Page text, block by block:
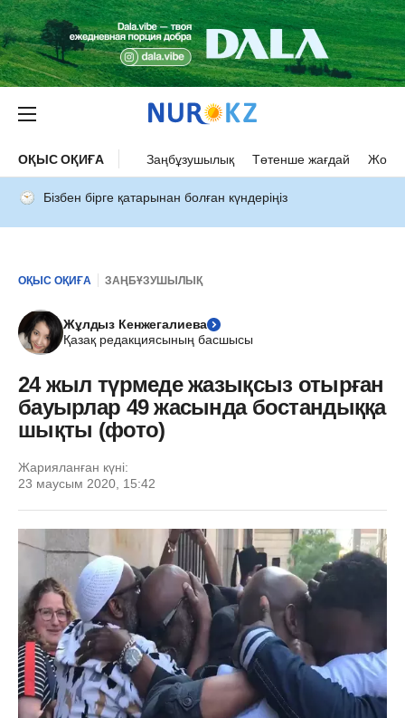
ОҚЫС ОҚИҒА Заңбұзушылық Төтенше жағдай Жол
Бізбен бірге қатарынан болған күндеріңіз
ОҚЫС ОҚИҒА ЗАҢБҰЗУШЫЛЫҚ
Жұлдыз Кенжегалиева
Қазақ редакциясының басшысы
24 жыл түрмеде жазықсыз отырған
бауырлар 49 жасында бостандыққа
шықты (фото)
Жарияланған күні:
23 маусым 2020, 15:42